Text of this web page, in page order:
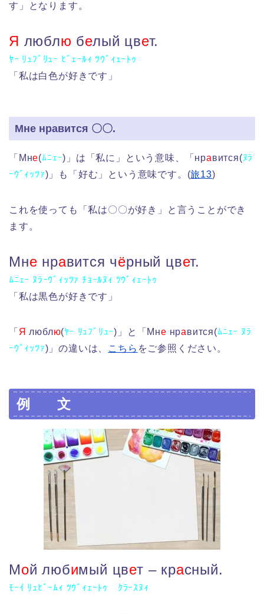
す」となります。
Я люблю белый цвет.
ﾔｰ ﾘｭﾌﾞﾘｭｰ ﾋﾞｪｰﾙｨ ﾂｳﾞｨｪｰﾄｩ
「私は白色が好きです」
Мне нравится 〇〇.
「Мне(ﾑﾆｪｰ)」は「私に」という意味、「нравится(ﾇﾗ
ｰｳﾞｨｯﾂｧ)」も「好む」という意味です。(旅13)
これを使っても「私は〇〇が好き」と言うことができ
ます。
Мне нравится чёрный цвет.
ﾑﾆｪｰ ﾇﾗｰｳﾞｨｯﾂｧ ﾁｮｰﾙﾇｨ ﾂｳﾞｨｪｰﾄｩ
「私は黒色が好きです」
「 Я люблю(ﾔｰ ﾘｭﾌﾞﾘｭｰ)」と「Мне нравится(ﾑﾆｪｰ ﾇﾗ
ｰｳﾞｨｯﾂｧ)」の違いは、 こちら をご参照ください。
例 文
Мой любимый цвет – красный.
ﾓｰｲ ﾘｭﾋﾞｰﾑｨ ﾂｳﾞｨｪｰﾄｩ ｸﾗｰｽﾇｨ